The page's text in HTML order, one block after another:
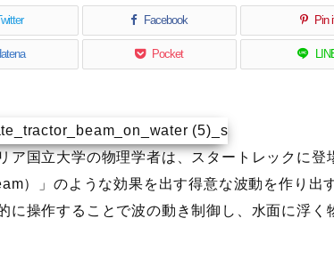
Facebook Pin
Pocket
ア国立大学の物理学者は、スタートレックに登
）」のような効果を出す得意な波動を作り出
に操作することで波の動き制御し、水面に浮く